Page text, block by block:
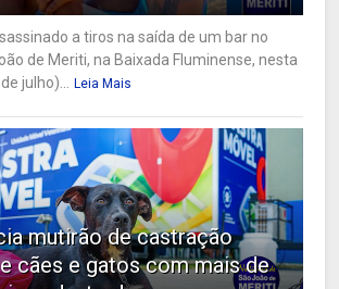
a tiros na saída de um bar no
de Meriti, na Baixada Fluminense, nesta
julho)... Leia Mais
mutirão de castração
cães e gatos com mais de